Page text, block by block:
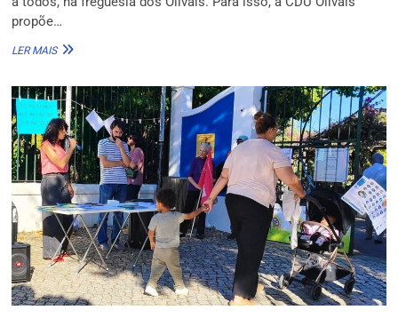
propõe…
LER MAISPROPOSTAS
PARA
A
CULTURA
NOS
OLIVAIS